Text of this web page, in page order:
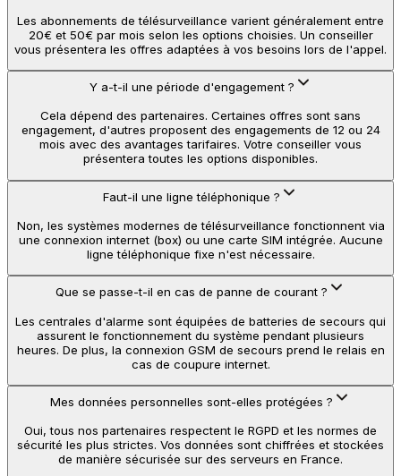
Les abonnements de télésurveillance varient généralement entre
20€ et 50€ par mois selon les options choisies. Un conseiller
vous présentera les offres adaptées à vos besoins lors de l'appel.
Y a-t-il une période d'engagement ?
Cela dépend des partenaires. Certaines offres sont sans
engagement, d'autres proposent des engagements de 12 ou 24
mois avec des avantages tarifaires. Votre conseiller vous
présentera toutes les options disponibles.
Faut-il une ligne téléphonique ?
Non, les systèmes modernes de télésurveillance fonctionnent via
une connexion internet (box) ou une carte SIM intégrée. Aucune
ligne téléphonique fixe n'est nécessaire.
Que se passe-t-il en cas de panne de courant ?
Les centrales d'alarme sont équipées de batteries de secours qui
assurent le fonctionnement du système pendant plusieurs
heures. De plus, la connexion GSM de secours prend le relais en
cas de coupure internet.
Mes données personnelles sont-elles protégées ?
Oui, tous nos partenaires respectent le RGPD et les normes de
sécurité les plus strictes. Vos données sont chiffrées et stockées
de manière sécurisée sur des serveurs en France.